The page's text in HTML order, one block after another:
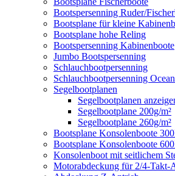
Bootspersenning Ruder/
Bootsplane für kleine
Bootsplane hohe Reling
Bootspersenning Kabinenboote
Jumbo Bootspersenning
Schlauchbootpersenning
Schlauchbootpersenning
Segelbootplanen
Segelbootplanen
Segelbootplane 200g/m²
Segelbootplane 260g/m²
Bootsplane Konsolenboote
Bootsplane Konsolenboote
Konsolenboot mit seitlichem
Motorabdeckung für 2/4-Takt-